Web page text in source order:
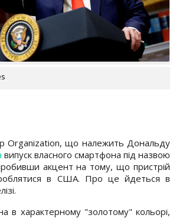
Organization, що належить Дональду
випуск власного смартфона під назвою
акцент на тому, що пристрій
в США. Про це йдеться в
в характерному "золотому" кольорі,